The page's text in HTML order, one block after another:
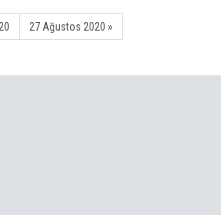
27 Ağustos 2020 »